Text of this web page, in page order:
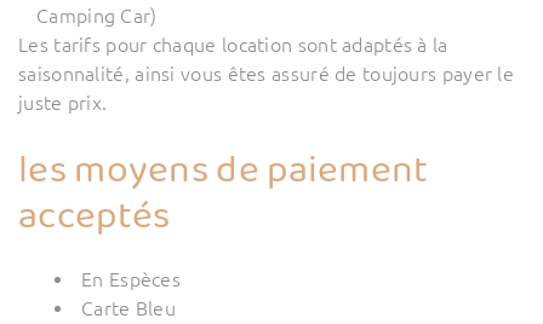
Camping Car)
Les tarifs pour chaque location sont adaptés à la
saisonnalité, ainsi vous êtes assuré de toujours payer le
juste prix.
les moyens de paiement
acceptés
En Espèces
Carte Bleu